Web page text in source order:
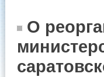
О